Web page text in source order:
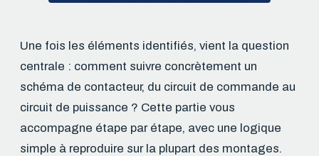
Une fois les éléments identifiés, vient la question
centrale : comment suivre concrètement un
schéma de contacteur, du circuit de commande au
circuit de puissance ? Cette partie vous
accompagne étape par étape, avec une logique
simple à reproduire sur la plupart des montages.